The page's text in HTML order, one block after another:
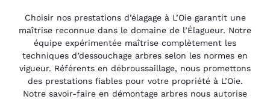
Choisir nos prestations d’élagage à L’Oie garantit une
maîtrise reconnue dans le domaine de l’Élagueur. Notre
équipe expérimentée maîtrise complètement les
techniques d’dessouchage arbres selon les normes en
vigueur. Référents en débroussaillage, nous promettons
des prestations fiables pour votre propriété à L’Oie.
Notre savoir-faire en démontage arbres nous autorise